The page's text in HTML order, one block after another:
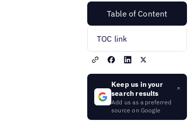
Table of Content
TOC link
Keep us in your
search results
Add us as a preferred
source on Google